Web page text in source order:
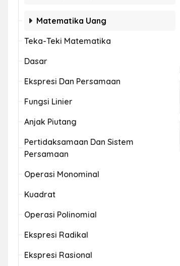
Matematika Uang
Teka-Teki Matematika
Dasar
Ekspresi Dan Persamaan
Fungsi Linier
Anjak Piutang
Pertidaksamaan Dan Sistem
Persamaan
Operasi Monominal
Kuadrat
Operasi Polinomial
Ekspresi Radikal
Ekspresi Rasional